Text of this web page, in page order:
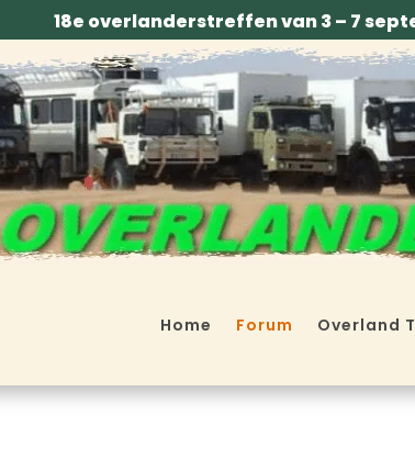
18e overlanderstreffen van 3 – 7
Home Forum Overland